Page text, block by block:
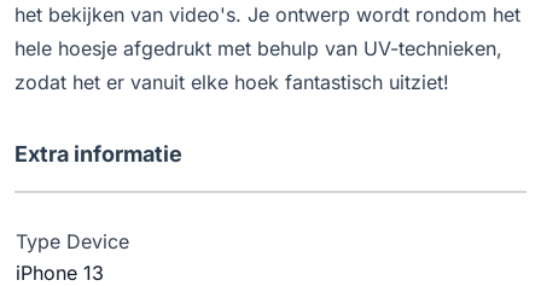
het bekijken van video's. Je ontwerp wordt rondom het
hele hoesje afgedrukt met behulp van UV-technieken,
zodat het er vanuit elke hoek fantastisch uitziet!
Extra informatie
Type Device
iPhone 13